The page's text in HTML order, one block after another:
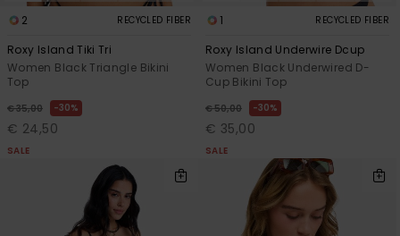
2 RECYCLED FIBER
Roxy Island Tiki Tri
Women Black Triangle Bikini
Top
€ 35,00 30%
€ 24,50
SALE
1 RECYCLED FIBER
Roxy Island Underwire Dcup
Women Black Underwired D-
Cup Bikini Top
€ 50,00 30%
€ 35,00
SALE